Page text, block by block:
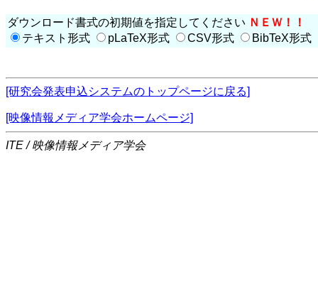
ダウンロード書式の初期値を指定してください ＮＥＷ！！
テキスト形式
pLaTeX形式 CSV形式 BibTeX形式
[研究会発表申込システムのトップページに戻る]
[映像情報メディア学会ホームページ]
ITE / 映像情報メディア学会